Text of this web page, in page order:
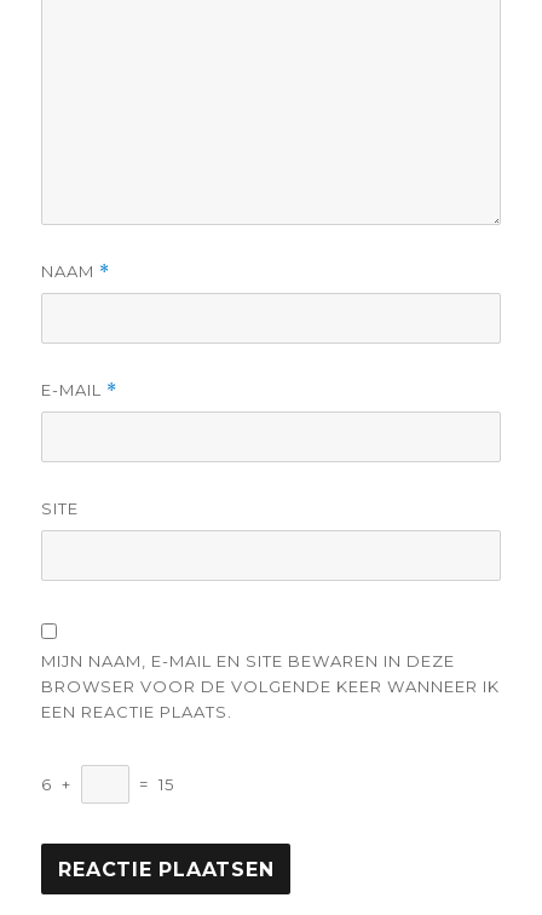
NAAM *
E-MAIL *
SITE
MIJN NAAM, E-MAIL EN SITE BEWAREN IN DEZE
BROWSER VOOR DE VOLGENDE KEER WANNEER IK
EEN REACTIE PLAATS.
6 + = 15